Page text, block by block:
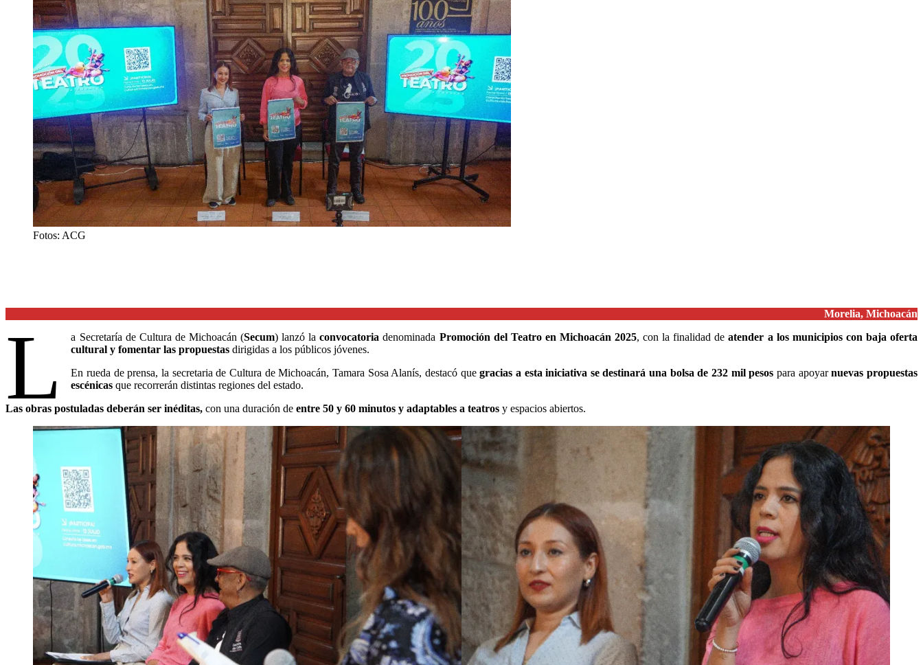
Fotos: ACG
Morelia, Michoacán
L a Secretaría de Cultura de Michoacán (Secum) lanzó laconvocatoria denominada Promoción del Teatro en Michoacán 2025, con la finalidad de atender a los municipios con baja oferta
cultural y fomentar las propuestas dirigidas a los públicos jóvenes.
En rueda de prensa, la secretaria de Cultura de Michoacán, Tamara Sosa Alanís, destacó quegracias a esta iniciativa se destinará una bolsa de 232 mil pesospara apoyarnuevas propuestas
escénicasque recorrerán distintas regiones del estado.
Las obras postuladas deberán ser inéditas, con una duración de entre 50 y 60 minutos y adaptables a teatros y espacios abiertos.